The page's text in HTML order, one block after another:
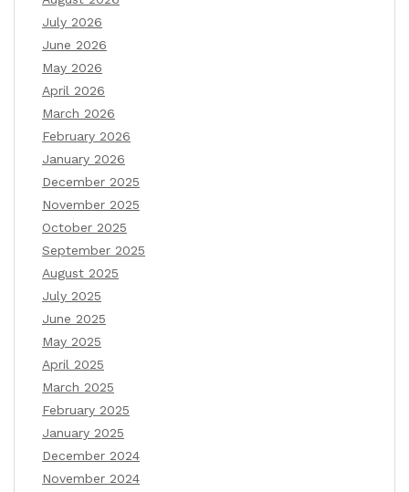
July 2026
June 2026
May 2026
April 2026
March 2026
February 2026
January 2026
December 2025
November 2025
October 2025
September 2025
August 2025
July 2025
June 2025
May 2025
April 2025
March 2025
February 2025
January 2025
December 2024
November 2024